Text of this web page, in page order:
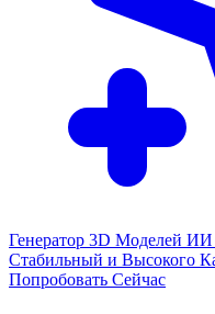
Генератор 3D Моделей ИИ
Стабильный и Высокого
Попробовать Сейчас